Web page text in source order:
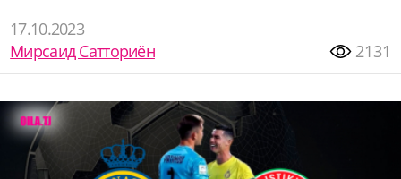
17.10.2023
Мирсаид Сатториён
2131